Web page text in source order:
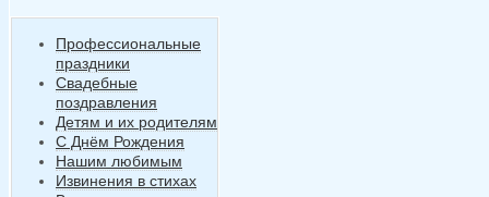
Профессиональные
праздники
Свадебные
поздравления
Детям и их родителям
С Днём Рождения
Нашим любимым
Извинения в стихах